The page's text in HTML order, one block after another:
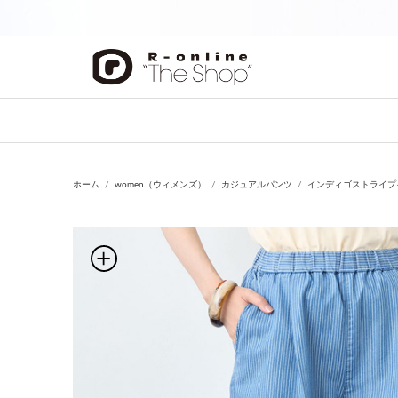
ホーム women（ウィメンズ） カジュアルパンツ インディゴストライ